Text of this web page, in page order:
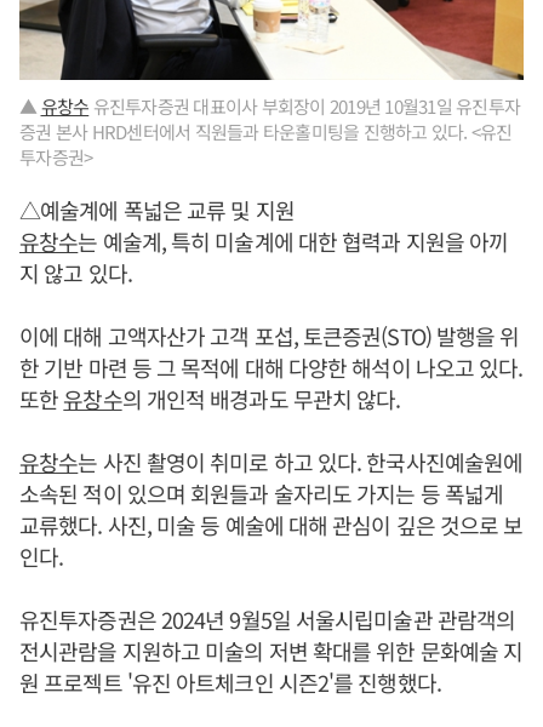
▲유창수 유진투자증권 대표이사 부회장이 2019년 10월31일 유진투자
증권 본사 HRD센터에서 직원들과 타운홀미팅을 진행하고 있다. <유진
투자증권>
△예술계에 폭넓은 교류 및 지원
유창수는 예술계, 특히 미술계에 대한 협력과 지원을 아끼
지 않고 있다.
이에 대해 고액자산가 고객 포섭, 토큰증권(STO) 발행을 위
한 기반 마련 등 그 목적에 대해 다양한 해석이 나오고 있다.
또한유창수의 개인적 배경과도 무관치 않다.
유창수는 사진 촬영이 취미로 하고 있다. 한국사진예술원에
소속된 적이 있으며 회원들과 술자리도 가지는 등 폭넓게
교류했다. 사진, 미술 등 예술에 대해 관심이 깊은 것으로 보
인다.
유진투자증권은 2024년 9월5일 서울시립미술관 관람객의
전시관람을 지원하고 미술의 저변 확대를 위한 문화예술 지
원 프로젝트 '유진 아트체크인 시즌2'를 진행했다.